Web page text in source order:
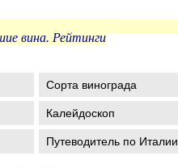
вина. Рейтинги
Сорта винограда
Калейдоскоп
Путеводитель по Италии